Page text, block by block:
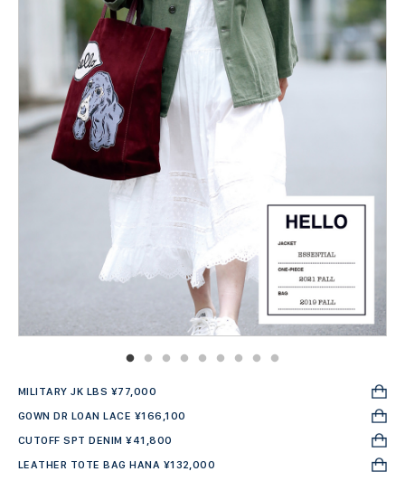
MILITARY JK LBS ¥77,000
GOWN DR LOAN LACE ¥166,100
CUTOFF SPT DENIM ¥41,800
LEATHER TOTE BAG HANA ¥132,000